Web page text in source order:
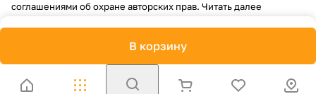
В корзину
соглашениями об охране авторских прав. Читать далее